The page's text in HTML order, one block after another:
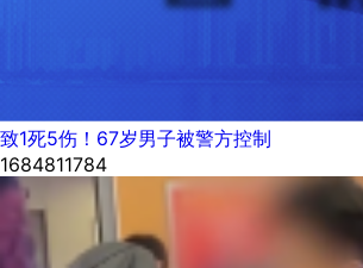
致1死5伤！67岁男子被警方控制
1684811784